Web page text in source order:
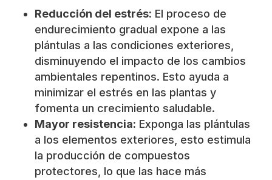
Reducción del estrés: El proceso de
endurecimiento gradual expone a las
plántulas a las condiciones exteriores,
disminuyendo el impacto de los cambios
ambientales repentinos. Esto ayuda a
minimizar el estrés en las plantas y
fomenta un crecimiento saludable.
Mayor resistencia: Exponga las plántulas
a los elementos exteriores, esto estimula
la producción de compuestos
protectores, lo que las hace más